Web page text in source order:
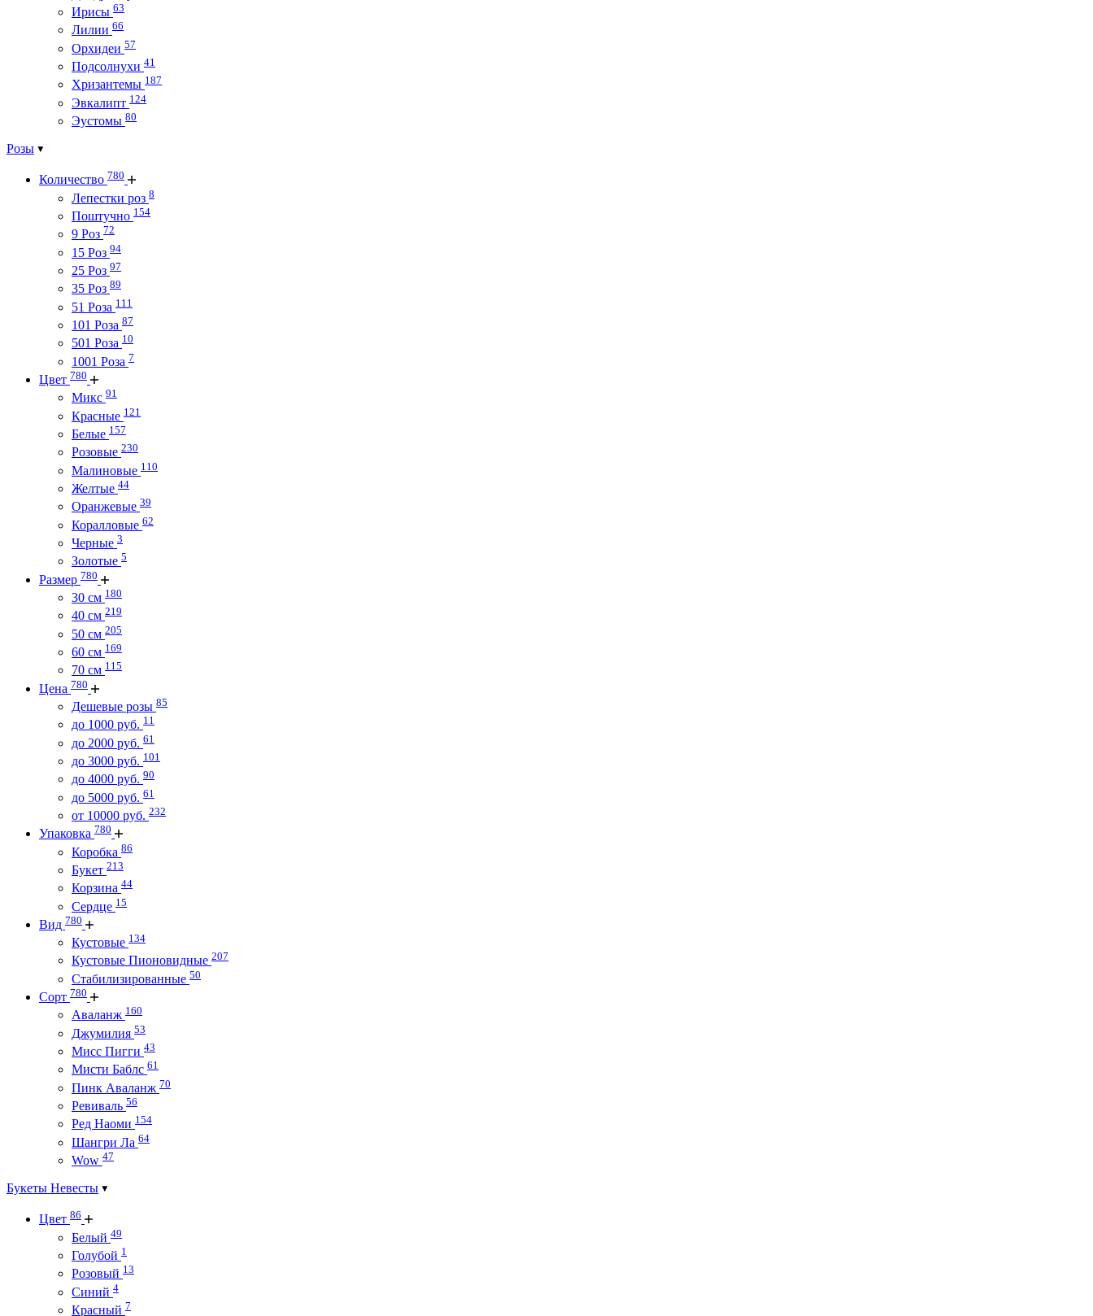
Ирисы 63
Лилии 66
Орхидеи 57
Подсолнухи 41
Хризантемы 187
Эвкалипт 124
Эустомы 80
Розы
Количество 780
Лепестки роз 8
Поштучно 154
9 Роз 72
15 Роз 94
25 Роз 97
35 Роз 89
51 Роза 111
101 Роза 87
501 Роза 10
1001 Роза 7
Цвет 780
Микс 91
Красные 121
Белые 157
Розовые 230
Малиновые 110
Желтые 44
Оранжевые 39
Коралловые 62
Черные 3
Золотые 5
Размер 780
30 см 180
40 см 219
50 см 205
60 см 169
70 см 115
Цена 780
Дешевые розы 85
до 1000 руб. 11
до 2000 руб. 61
до 3000 руб. 101
до 4000 руб. 90
до 5000 руб. 61
от 10000 руб. 232
Упаковка 780
Коробка 86
Букет 213
Корзина 44
Сердце 15
Вид 780
Кустовые 134
Кустовые Пионовидные 207
Стабилизированные 50
Сорт 780
Аваланж 160
Джумилия 53
Мисс Пигги 43
Мисти Баблс 61
Пинк Аваланж 70
Ревиваль 56
Ред Наоми 154
Шангри Ла 64
Wow 47
Букеты Невесты
Цвет 86
Белый 49
Голубой 1
Розовый 13
Синий 4
Красный 7